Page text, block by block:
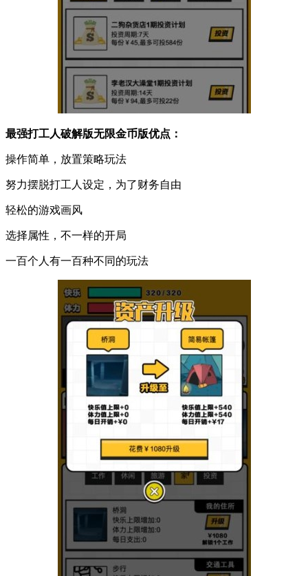
最强打工人破解版无限金币版优点：
操作简单，放置策略玩法
努力摆脱打工人设定，为了财务自由
轻松的游戏画风
选择属性，不一样的开局
一百个人有一百种不同的玩法